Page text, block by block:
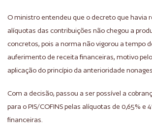
O ministro entendeu que o decreto que havia
alíquotas das contribuições não chegou a
concretos, pois a norma não vigorou a tempo
auferimento de receita financeiras, motivo
aplicação do princípio da anterioridade
Com a decisão, passou a ser possível a
para o PIS/COFINS pelas alíquotas de 0,65% e
financeiras.